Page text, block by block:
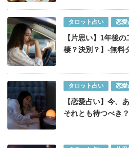
タロット占い 恋愛
【片思い】1年後
棲？決別？】-無料
タロット占い 恋愛
【恋愛占い】今、
それとも待つべき